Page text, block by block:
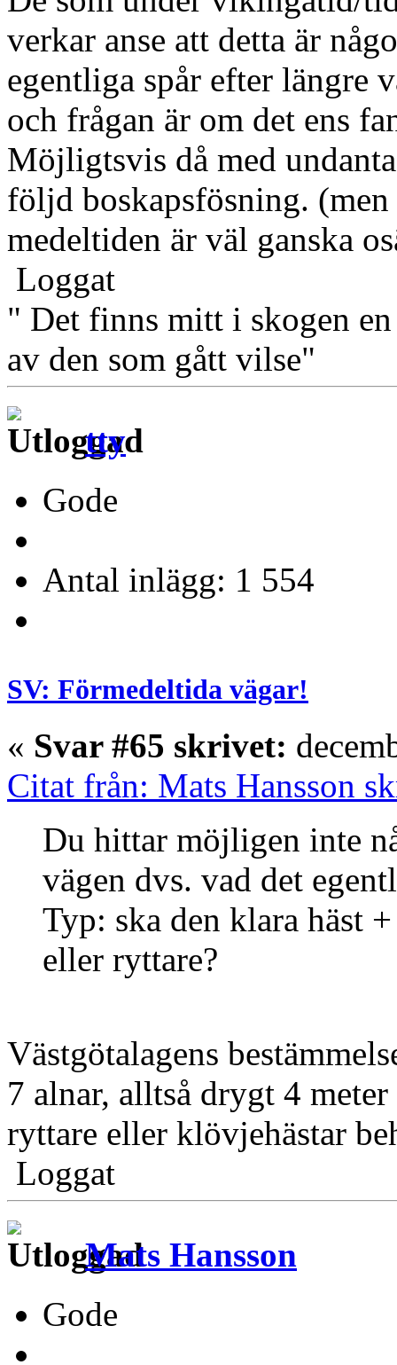
verkar anse att detta är
egentliga spår efter längre
och frågan är om det ens
Möjligtsvis då med
följd boskapsfösning.
medeltiden är väl ganska
Loggat
" Det finns mitt i skogen
av den som gått vilse"
tty
Gode
Antal inlägg: 1 554
SV: Förmedeltida vägar!
« Svar #65 skrivet:
Citat från: Mats Hansson
Du hittar möjligen inte
vägen dvs. vad det
Typ: ska den klara häst
eller ryttare?
Västgötalagens
7 alnar, alltså drygt 4
ryttare eller klövjehästar
Loggat
Mats Hansson
Gode